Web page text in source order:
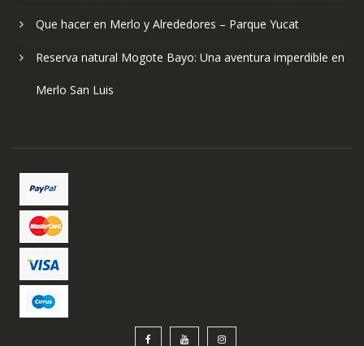
Que hacer en Merlo y Alrededores – Parque Yucat
Reserva natural Mogote Bayo: Una aventura imperdible en
Merlo San Luis